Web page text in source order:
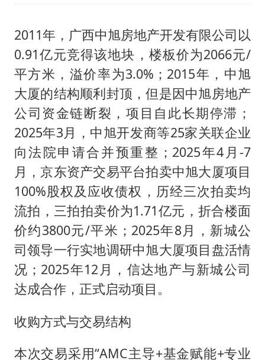
2011年，广西中旭房地产开发有限公司以
0.91亿元竞得该地块，楼板价为2066元/
平方米，溢价率为3.0%；2015年，中旭
大厦的结构顺利封顶，但是因中旭房地产
公司资金链断裂，项目自此长期停滞；
2025年3月，中旭开发商等25家关联企业
向法院申请合并预重整；2025年4月-7
月，京东资产交易平台拍卖中旭大厦项目
100%股权及应收债权，历经三次拍卖均
流拍，三拍拍卖价为1.71亿元，折合楼面
价约3800元/平米；2025年8月，新城公
司领导一行实地调研中旭大厦项目盘活情
况；2025年12月，信达地产与新城公司
达成合作，正式启动项目。
收购方式与交易结构
本次交易采用“AMC主导+基金赋能+专业